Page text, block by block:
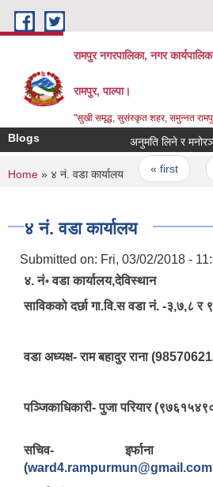
Skip to main content
रामपुर नगरपालिका, नगर
रामपुर, पाल्पा।
"सुखी समृद्ध, सुसंस्कृत शहर, समुन्नत
Blogs अनुमति लिने र मनोरञ्‍जन
Pages
« first ‹
You are here
Home » ४ नं. वडा कार्यालय
४ नं. वडा कार्यालय
Submitted on: Fri, 03/02/2018 -
४. नं॰ वडा कार्यालय,देविस्थान
साविकको दर्छा गा.वि.स वडा नं. -३,७,८ र ९
वडा अध्यक्ष- राम बहादुर राना
पञ्‍जिकाधिकारी- पुजा परियार
सचिव- इर्फाना
(ward4.rampurmun@gmail.com